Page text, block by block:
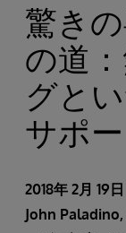
驚き
の道
グと
サポー
2018年 2月 19日
John Paladino